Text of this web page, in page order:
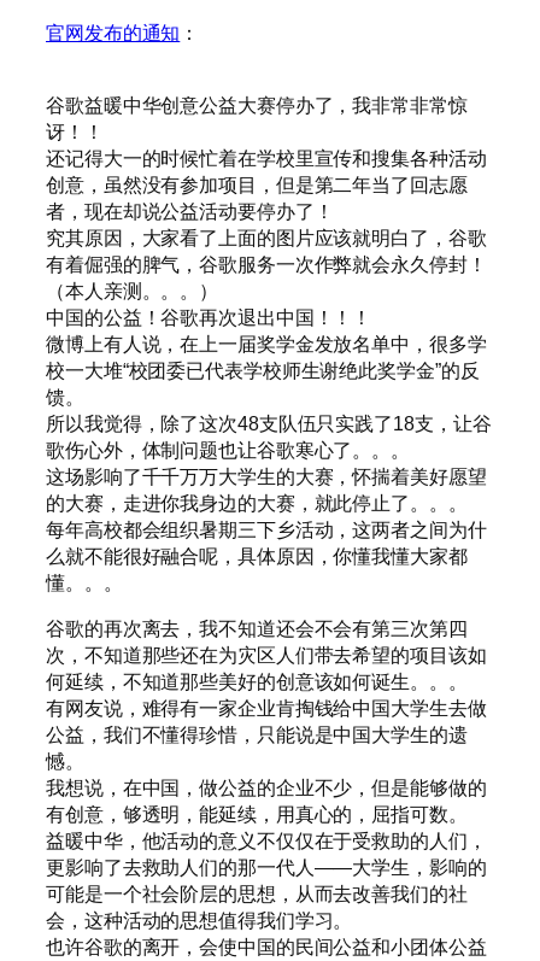
官网发布的通知 ：
谷歌益暖中华创意公益大赛停办了，我非常非常惊
讶！！
还记得大一的时候忙着在学校里宣传和搜集各种活动
创意，虽然没有参加项目，但是第二年当了回志愿
者，现在却说公益活动要停办了！
究其原因，大家看了上面的图片应该就明白了，谷歌
有着倔强的脾气，谷歌服务一次作弊就会永久停封！
（本人亲测。。。）
中国的公益！谷歌再次退出中国！！！
微博上有人说，在上一届奖学金发放名单中，很多学
校一大堆“校团委已代表学校师生谢绝此奖学金”的反
馈。
所以我觉得，除了这次48支队伍只实践了18支，让谷
歌伤心外，体制问题也让谷歌寒心了。。。
这场影响了千千万万大学生的大赛，怀揣着美好愿望
的大赛，走进你我身边的大赛，就此停止了。。。
每年高校都会组织暑期三下乡活动，这两者之间为什
么就不能很好融合呢，具体原因，你懂我懂大家都
懂。。。
谷歌的再次离去，我不知道还会不会有第三次第四
次，不知道那些还在为灾区人们带去希望的项目该如
何延续，不知道那些美好的创意该如何诞生。。。
有网友说，难得有一家企业肯掏钱给中国大学生去做
公益，我们不懂得珍惜，只能说是中国大学生的遗
憾。
我想说，在中国，做公益的企业不少，但是能够做的
有创意，够透明，能延续，用真心的，屈指可数。
益暖中华，他活动的意义不仅仅在于受救助的人们，
更影响了去救助人们的那一代人——大学生，影响的
可能是一个社会阶层的思想，从而去改善我们的社
会，这种活动的思想值得我们学习。
也许谷歌的离开，会使中国的民间公益和小团体公益